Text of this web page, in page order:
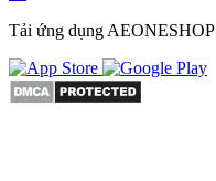
Tải ứng dụng AEONESHOP